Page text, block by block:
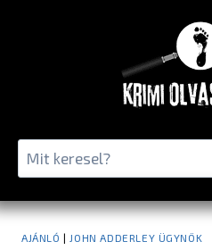
AJÁNLÓ | JOHN ADDERLEY ÜGYNÖK